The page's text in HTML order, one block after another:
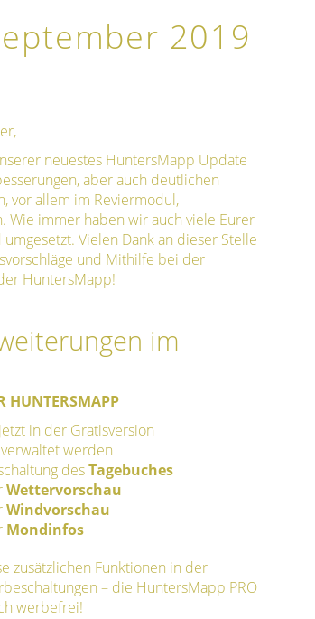
2019
neuestes HuntersMapp Update
aber auch deutlichen
vor allem im Reviermodul,
Wie immer haben wir auch viele Eurer
Vielen Dank an dieser Stelle
und Mithilfe bei der
HuntersMapp!
im
HUNTERSMAPP
in der Gratisversion
werden
desTagebuches
Wettervorschau
Windvorschau
Mondinfos
zusätzlichen Funktionen in der
– die HuntersMapp PRO
werbefrei!